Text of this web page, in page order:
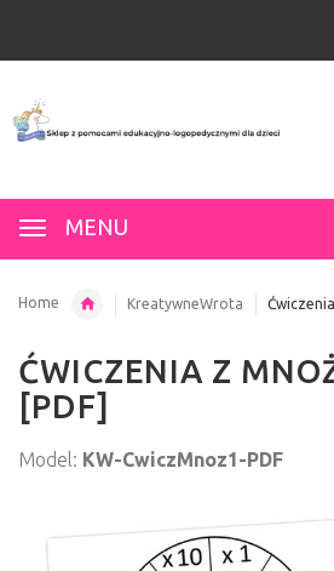
MENU
Home KreatywneWrota
ĆWICZENIA Z
[PDF]
Model: KW-CwiczMnoz1-PDF